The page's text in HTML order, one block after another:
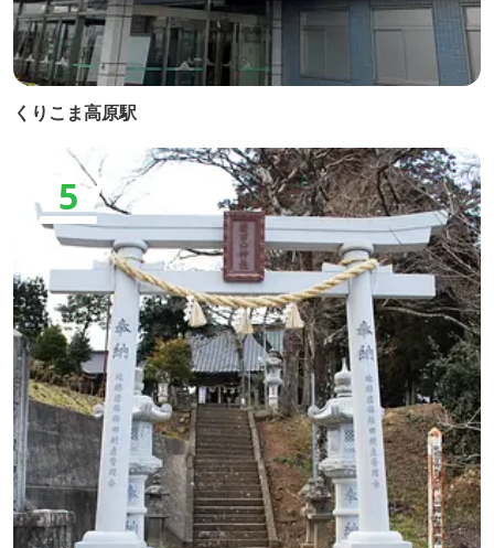
くりこま高原駅
5